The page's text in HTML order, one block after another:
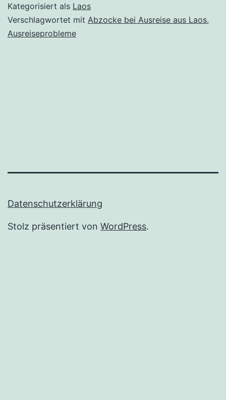
Kategorisiert als Laos
Verschlagwortet mit Abzocke bei Ausreise aus Laos,
Ausreiseprobleme
Datenschutzerklärung
Stolz präsentiert von WordPress.